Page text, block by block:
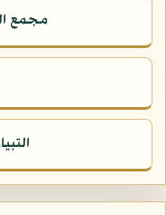
مجمع